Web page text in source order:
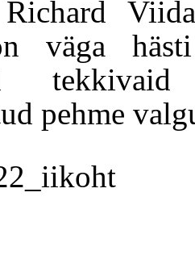
väga
pehme